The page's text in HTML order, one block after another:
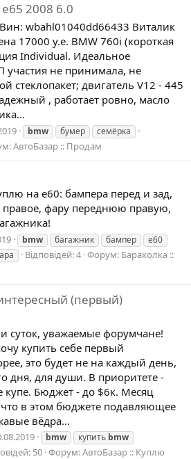
2008 6.0
wbahl01040dd66433 Виталик
17000 у.е. BMW 760i (короткая
Individual. Идеальное
участия не принимала, не
стеклопакет; двигатель V12 - 445
, работает ровно, масло
bmw бумер семёрка
АвтоБазар :: Продам
на е60: бампера перед и зад,
правое, фару переднюю правую,
bmw багажник бампер
е60
Відповідей: 4 Форум: Барахолка ::
(первый)
суток, уважаемые форумчане!
купить себе первый
это будет не на каждый день,
дня, для души. В приоритете -
купе. Бюджет - до $6к. Месяц
что в этом бюджете подавляющее
вёдра...
bmw купить bmw
50 Форум:АвтоБазар :: Куплю